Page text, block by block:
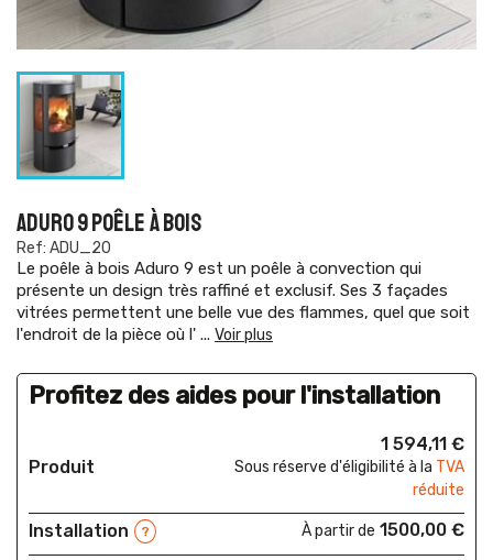
ADURO 9 POÊLE À BOIS
Ref: ADU_20
Le poêle à bois Aduro 9 est un poêle à convection qui
présente un design très raffiné et exclusif. Ses 3 façades
vitrées permettent une belle vue des flammes, quel que soit
l'endroit de la pièce où l' ... Voir plus
Profitez des aides pour l'installation
Produit
1 594,11 €
Sous réserve d'éligibilité à la TVA
réduite
Installation ? À partir de 1500,00 €